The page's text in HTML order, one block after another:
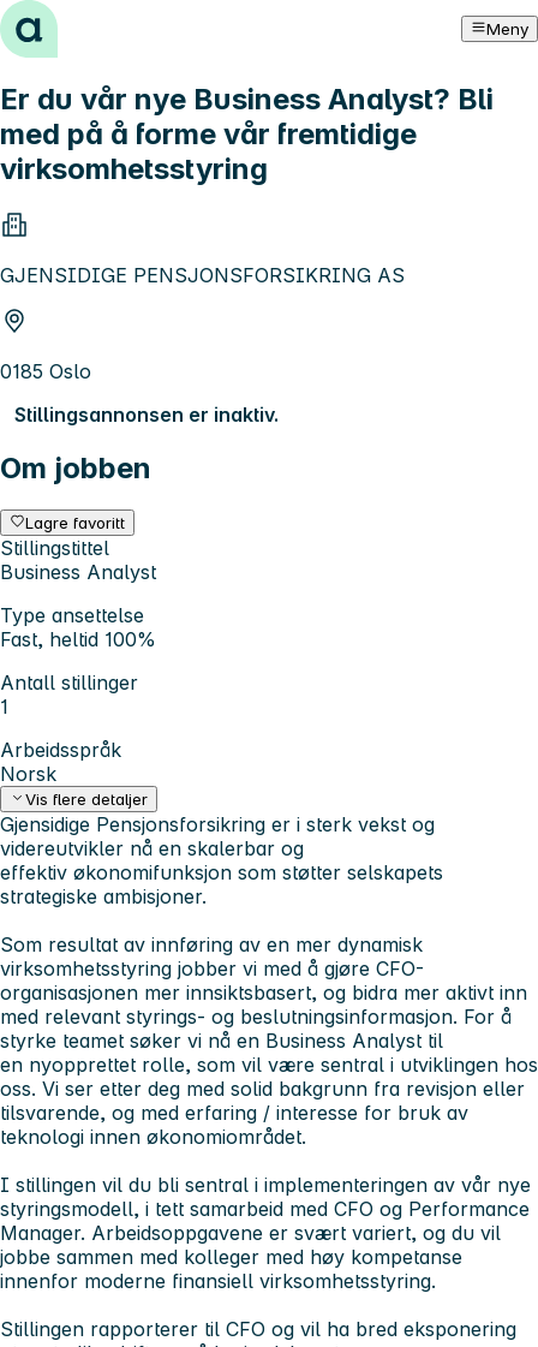
Hopp til innhold Meny
Er du vår nye Business Analyst? Bli
med på å forme vår fremtidige
virksomhetsstyring
GJENSIDIGE PENSJONSFORSIKRING AS
0185 Oslo
Stillingsannonsen er inaktiv.
Om jobben
Lagre favoritt
Stillingstittel
Business Analyst
Type ansettelse
Fast, heltid 100%
Antall stillinger
1
Arbeidsspråk
Norsk
Vis flere detaljer
Gjensidige Pensjonsforsikring er i sterk vekst og
videreutvikler nå en skalerbar og
effektiv økonomifunksjon som støtter selskapets
strategiske ambisjoner.
Som resultat av innføring av en mer dynamisk
virksomhetsstyring jobber vi med å gjøre CFO-
organisasjonen mer innsiktsbasert, og bidra mer aktivt inn
med relevant styrings- og beslutningsinformasjon. For å
styrke teamet søker vi nå en Business Analyst til
en nyopprettet rolle, som vil være sentral i utviklingen hos
oss. Vi ser etter deg med solid bakgrunn fra revisjon eller
tilsvarende, og med erfaring / interesse for bruk av
teknologi innen økonomiområdet.
I stillingen vil du bli sentral i implementeringen av vår nye
styringsmodell, i tett samarbeid med CFO og Performance
Manager. Arbeidsoppgavene er svært variert, og du vil
jobbe sammen med kolleger med høy kompetanse
innenfor moderne finansiell virksomhetsstyring.
Stillingen rapporterer til CFO og vil ha bred eksponering